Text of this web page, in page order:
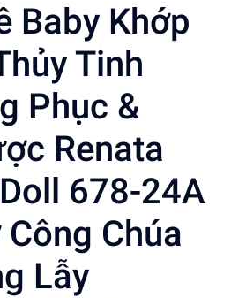
Baby Khớp
Tinh
Phục &
Renata
678-24A
Chúa
Lẫy